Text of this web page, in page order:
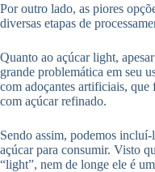
Por outro lado, as piores
diversas etapas de
Quanto ao açúcar light,
grande problemática em seu
com adoçantes artificiais, que
com açúcar refinado.
Sendo assim, podemos
açúcar para consumir. Visto
“light”, nem de longe ele é